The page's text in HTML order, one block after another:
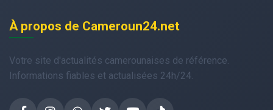
À propos de Cameroun24.net
Votre site d'actualités camerounaises de référence.
Informations fiables et actualisées 24h/24.